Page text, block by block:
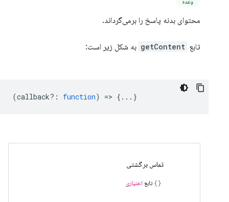
محتوای بدنه پاسخ را برمی‌گرداند.
تابع getContent به شکل زیر است:
(callback? : function) => {...}
تماس برگشتی
تابع اختیاری